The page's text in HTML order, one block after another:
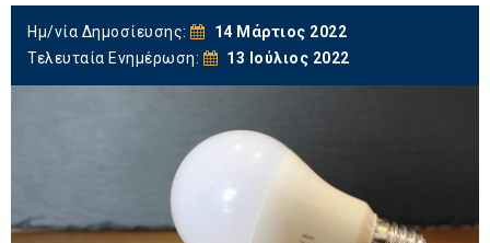
Ημ/νία Δημοσίευσης:
14 Μάρτιος 2022
Τελευταία Ενημέρωση:
13 Ιούλιος 2022